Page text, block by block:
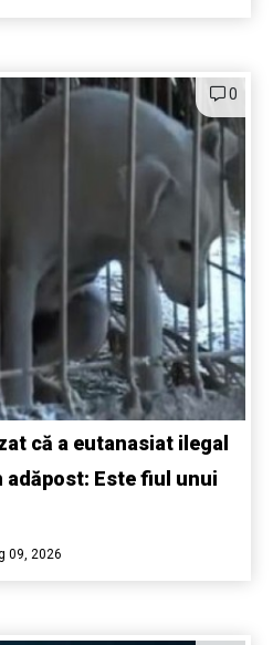
0
că a eutanasiat ilegal
adăpost: Este fiul unui
09, 2026